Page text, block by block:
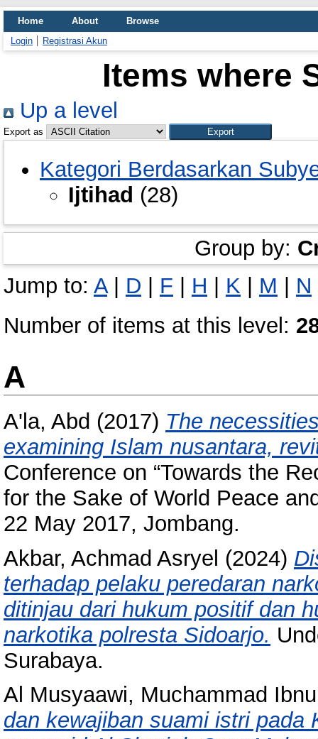
Home About
Browse
Login
Registrasi Akun
Items where
Up a level
Export as
Kategori Berdasarkan
Ijtihad (28)
Group by:
Jump to: A| D | F | H | K | M | N
Number of items at this level:
A
A'la, Abd (2017) The
examining Islam nusantara,
Conference on “Towards the
for the Sake of World Peace
22 May 2017, Jombang.
Akbar, Achmad Asryel (2024)
terhadap pelaku peredaran
ditinjau dari hukum positif dan
narkotika polresta Sidoarjo.
Surabaya.
Al Musyaawi, Muchammad
dan kewajiban suami istri pada